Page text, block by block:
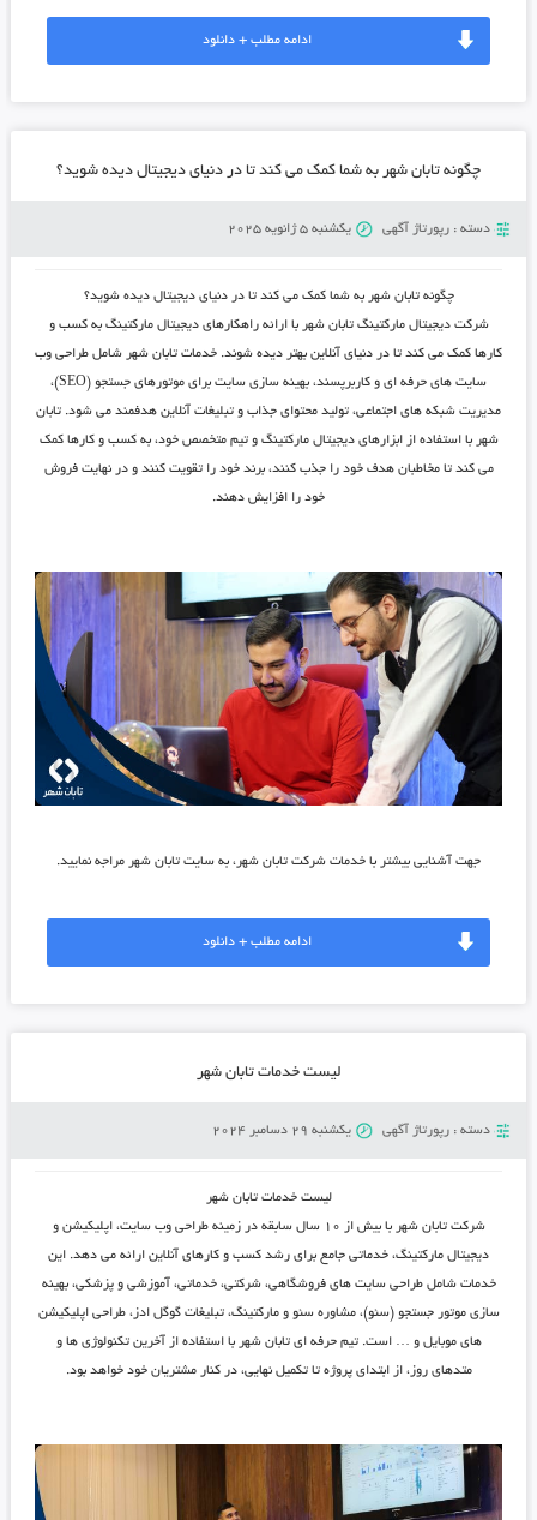
ادامه مطلب + دانلود
چگونه تابان شهر به شما کمک می ‌کند تا در دنیای دیجیتال دیده شوید؟
دسته : رپورتاژ آگهی یکشنبه 5 ژانویه 2025
چگونه تابان شهر به شما کمک می ‌کند تا در دنیای دیجیتال دیده شوید؟
شرکت دیجیتال مارکتینگ تابان شهر با ارائه راهکارهای دیجیتال مارکتینگ به کسب و
کارها کمک می ‌کند تا در دنیای آنلاین بهتر دیده شوند. خدمات تابان شهر شامل طراحی وب‌
سایت‌ های حرفه ‌ای و کاربرپسند، بهینه‌ سازی سایت برای موتورهای جستجو (SEO)،
مدیریت شبکه ‌های اجتماعی، تولید محتوای جذاب و تبلیغات آنلاین هدفمند می ‌شود. تابان
شهر با استفاده از ابزارهای دیجیتال مارکتینگ و تیم متخصص خود، به کسب و کارها کمک
می‌ کند تا مخاطبان هدف خود را جذب کنند، برند خود را تقویت کنند و در نهایت فروش
خود را افزایش دهند.
جهت آشنایی بیشتر با خدمات شرکت تابان شهر، به سایت تابان شهر مراجه نمایید.
ادامه مطلب + دانلود
لیست خدمات تابان شهر
دسته : رپورتاژ آگهی یکشنبه 29 دسامبر 2024
لیست خدمات تابان شهر
شرکت تابان شهر با بیش از ۱۰ سال سابقه در زمینه طراحی وب ‌سایت، اپلیکیشن و
دیجیتال مارکتینگ، خدماتی جامع برای رشد کسب‌ و کارهای آنلاین ارائه می‌ دهد. این
خدمات شامل طراحی سایت ‌های فروشگاهی، شرکتی، خدماتی، آموزشی و پزشکی، بهینه
‌سازی موتور جستجو (سئو)، مشاوره سئو و مارکتینگ، تبلیغات گوگل ادز، طراحی اپلیکیشن‌
های موبایل و … است. تیم حرفه‌ ای تابان شهر با استفاده از آخرین تکنولوژی ‌ها و
متدهای روز، از ابتدای پروژه تا تکمیل نهایی، در کنار مشتریان خود خواهد بود.